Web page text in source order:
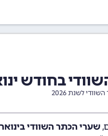
ינואר 2026 (01/
לשנת 2026
שערי הכתר השוודי בינואר 2026 (01/2026)